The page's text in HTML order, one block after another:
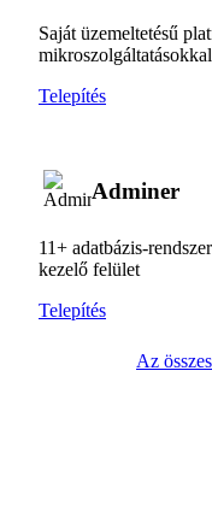
Saját üzemeltetésű
Telepítés
Adminer
11+ adatbázis-
kezelő felület
Telepítés
Az